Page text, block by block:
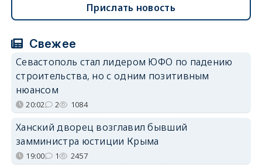
Прислать новость
Свежее
Севастополь стал лидером ЮФО по падению
строительства, но с одним позитивным
нюансом
20:02 2 1084
Ханский дворец возглавил бывший
замминистра юстиции Крыма
19:00 1 2457